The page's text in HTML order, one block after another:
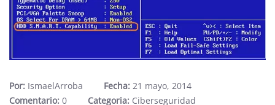
Por: IsmaelArroba Fecha: 21 mayo, 2014
Comentario: 0 Categoria: Ciberseguridad